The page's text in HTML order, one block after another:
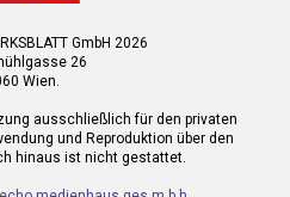
GmbH 2026
26
Wien.
ausschließlich für den privaten
und Reproduktion über den
hinaus ist nicht gestattet.